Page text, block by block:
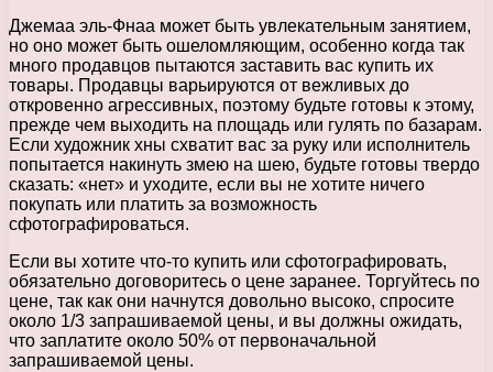
Джемаа эль-Фнаа может быть увлекательным занятием,
но оно может быть ошеломляющим, особенно когда так
много продавцов пытаются заставить вас купить их
товары. Продавцы варьируются от вежливых до
откровенно агрессивных, поэтому будьте готовы к этому,
прежде чем выходить на площадь или гулять по базарам.
Если художник хны схватит вас за руку или исполнитель
попытается накинуть змею на шею, будьте готовы твердо
сказать: «нет» и уходите, если вы не хотите ничего
покупать или платить за возможность
сфотографироваться.
Если вы хотите что-то купить или сфотографировать,
обязательно договоритесь о цене заранее. Торгуйтесь по
цене, так как они начнутся довольно высоко, спросите
около 1/3 запрашиваемой цены, и вы должны ожидать,
что заплатите около 50% от первоначальной
запрашиваемой цены.